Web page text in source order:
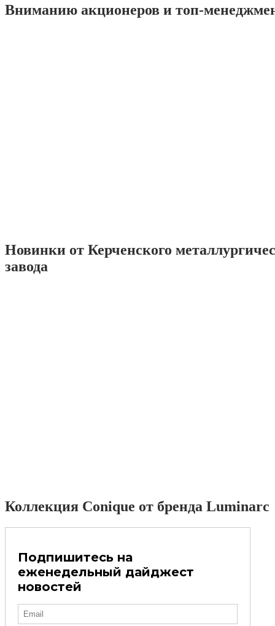
Вниманию акционеров и топ-
Новинки от Керченского
завода
Коллекция Conique от бренда Luminarc
Подпишитесь на
еженедельный дайджест
новостей